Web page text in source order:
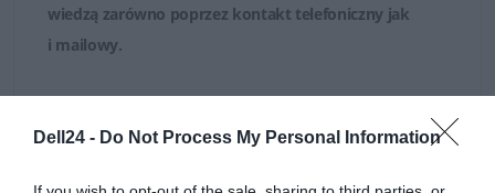
Dell24 - Do Not Process My Personal Information
wiedzą zarówno poprzez kontakt telefoniczny jak
i mailowy.